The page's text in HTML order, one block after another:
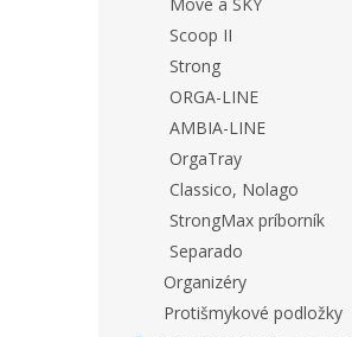
Scoop II
Strong
ORGA-LINE
AMBIA-LINE
OrgaTray
Classico, Nolago
StrongMax príborník
Separado
Organizéry
Protišmykové podložky